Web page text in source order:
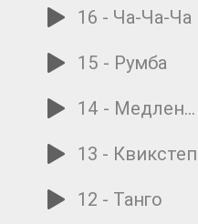
16 - Ча-Ча-Ча
15 - Румба
14 - Медленный фокстрот
13 - Квикстеп
12 - Танго